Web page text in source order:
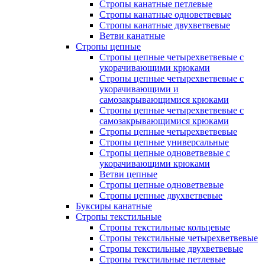
Стропы канатные петлевые
Стропы канатные одноветвевые
Стропы канатные двухветвевые
Ветви канатные
Стропы цепные
Стропы цепные четырехветвевые с
укорачивающими крюками
Стропы цепные четырехветвевые с
укорачивающими и
самозакрывающимися крюками
Стропы цепные четырехветвевые с
самозакрывающимися крюками
Стропы цепные четырехветвевые
Стропы цепные универсальные
Стропы цепные одноветвевые с
укорачивающими крюками
Ветви цепные
Стропы цепные одноветвевые
Стропы цепные двухветвевые
Буксиры канатные
Стропы текстильные
Стропы текстильные кольцевые
Стропы текстильные четырехветвевые
Стропы текстильные двухветвевые
Стропы текстильные петлевые